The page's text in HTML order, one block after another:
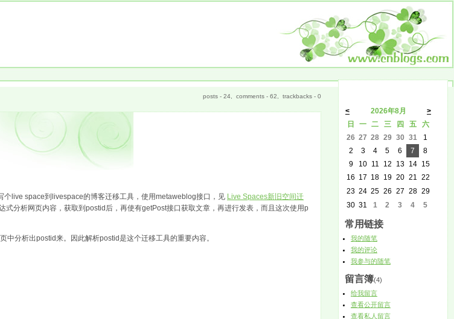
posts - 24, comments - 62, trackbacks - 0
live space到livespace的博客迁移工具，使用metaweblog接口，见 Live Spaces新旧空间迁
分析网页内容，获取到postid后，再使有getPost接口获取文章，再进行发表，而且这次使用p
分析出postid来。因此解析postid是这个迁移工具的重要内容。
< 2026年8月
>
日
一 二 三 四 五
六
26 27 28 29 30 31
1
2
3 4 5 6 7
8
9
10 11 12 13 14
15
16 17 18 19 20 21 22
23 24 25 26 27 28 29
30 31 1 2 3 4 5
常用链接
我的随笔
我的评论
我参与的随笔
留言簿(4)
给我留言
查看公开留言
查看私人留言